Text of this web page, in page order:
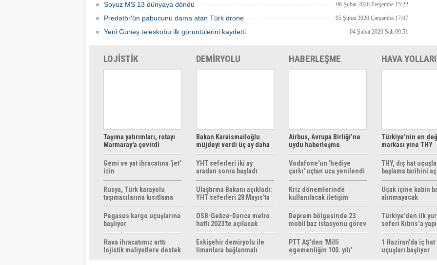
Soyuz MS 13 dünyaya döndü 06 Şubat 2020 Perşembe 15:22
Predatör'ün pabucunu dama atan Türk drone 05 Şubat 2020 Çarşamba 17:07
Yeni Güneş teleskobu ilk görüntülerini kaydetti 04 Şubat 2020 Salı 09:51
LOJİSTİK
Taşıma yatırımları, rotayı
Marmaray'a çevirdi
Gemi ve yat ihracatına 'jet'
izin
Rusya, Türk karayolu
taşımacılarına kısıtlama
getirebilir
Pegasus kargo uçuşlarına
başlıyor
Hava ihracatımız arttı
lojistik maliyetlere destek
DEMİRYOLU
Bakan Karaismailoğlu
müjdeyi verdi üç ay daha
ücretsiz
YHT seferleri iki ay
aradan sonra başladı
Ulaştırma Bakanı açıkladı:
YHT seferleri 28 Mayıs'ta
başlıyor
OSB-Gebze-Darıca metro
hattı 2023'te açılacak
Eskişehir demiryolu ile
limanlara bağlanmalı
HABERLEŞME
Airbus, Avrupa Birliği’ne
uydu haberleşme
çözümleri sunuyor
Vodafone'un 'hediye
çarkı' uçtan uca yenilendi
Kriz dönemlerinde
kullanılacak iletişim
yöntemleri rehberi
hazırlandı
Deprem bölgesinde 23
mobil baz istasyonu görev
yapıyor
PTT AŞ'den 'Millî
egemenliğin 100. yılı'
HAVA YOLLARI
Türkiye’nin en
markası yine THY
THY, dış hat
başlama tarihini
Uçak içine kabin
alınmayacak
Türkiye’den ilk yurt
seferi Kıbrıs’a
1 Haziran'da iç hat
uçuşları başlıyor